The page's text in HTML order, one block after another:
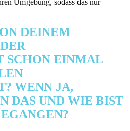
DEINEM
SCHON EINMAL
WENN JA,
DAS UND WIE BIST